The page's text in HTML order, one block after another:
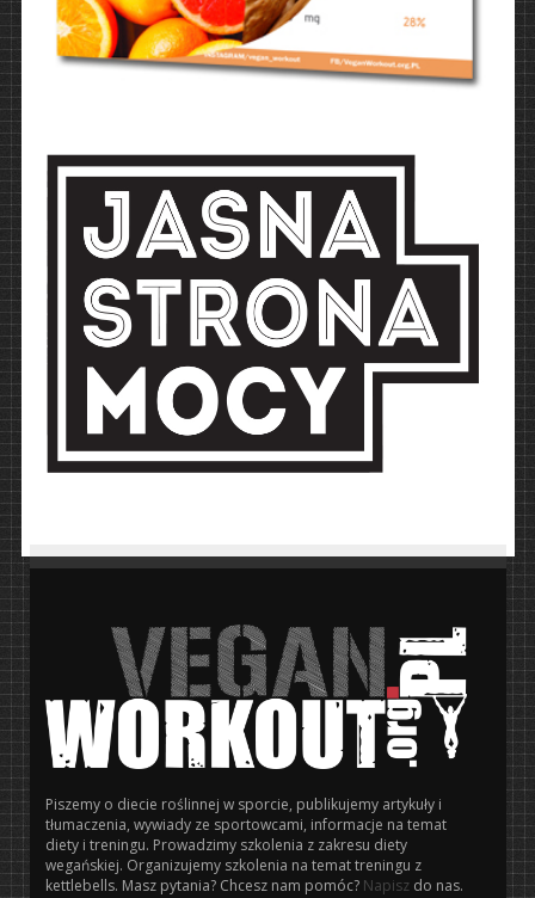
Piszemy o diecie roślinnej w sporcie, publikujemy artykuły i
tłumaczenia, wywiady ze sportowcami, informacje na temat
diety i treningu. Prowadzimy szkolenia z zakresu diety
wegańskiej. Organizujemy szkolenia na temat treningu z
kettlebells. Masz pytania? Chcesz nam pomóc? Napisz do nas.